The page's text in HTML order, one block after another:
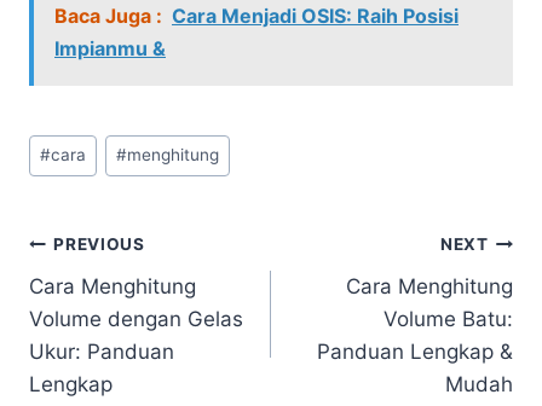
Baca Juga : Cara Menjadi OSIS: Raih Posisi
Impianmu &
Post
Tags:
#cara #menghitung
Navigasi
pos
PREVIOUS
Cara Menghitung
Volume dengan Gelas
Ukur: Panduan
Lengkap
NEXT
Cara Menghitung
Volume Batu:
Panduan Lengkap &
Mudah